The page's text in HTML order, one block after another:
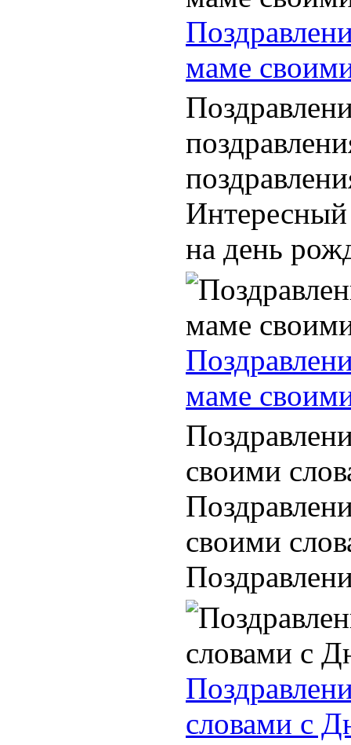
маме
на день
маме
своими
своими
словами с